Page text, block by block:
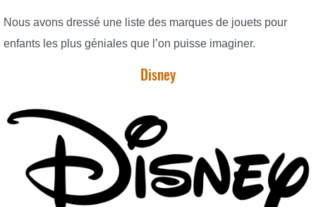
Nous avons dressé une liste des marques de jouets pour
enfants les plus géniales que l’on puisse imaginer.
Disney